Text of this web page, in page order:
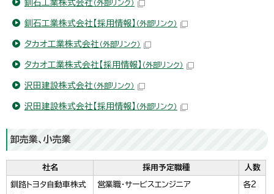
釧石工業株式会社 （外部リンク）
釧石工業株式会社【採用情報】 （外部リンク）
タカオ工業株式会社 （外部リンク）
タカオ工業株式会社【採用情報】 （外部リンク）
沢田建設株式会社 （外部リンク）
沢田建設株式会社【採用情報】 （外部リンク）
卸売業、小売業
社名 採用予定職種 人数
釧路トヨタ自動車株式
営業職・サービスエンジニア
各2